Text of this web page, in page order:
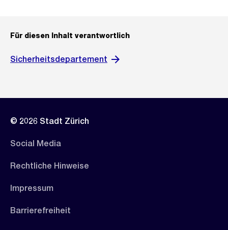
Für diesen Inhalt verantwortlich
Sicherheitsdepartement
© 2026 Stadt Zürich
Social Media
Rechtliche Hinweise
Impressum
Barrierefreiheit